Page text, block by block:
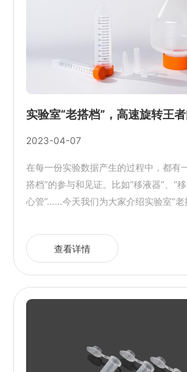
实验室“老搭档”，高速旋转王
2023-04-07
在每一份实验数据产生的过程中，都有
搭档”的参与和见证。比如“移液器”、“
心管”……今天我们为大家介绍实验室“老
查看详情